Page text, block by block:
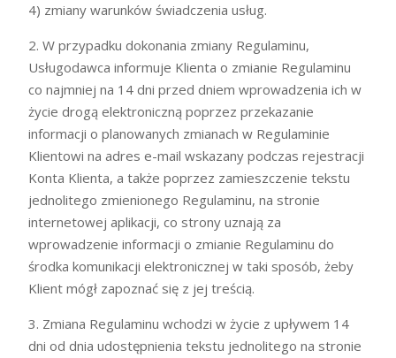
4) zmiany warunków świadczenia usług.
2. W przypadku dokonania zmiany Regulaminu,
Usługodawca informuje Klienta o zmianie Regulaminu
co najmniej na 14 dni przed dniem wprowadzenia ich w
życie drogą elektroniczną poprzez przekazanie
informacji o planowanych zmianach w Regulaminie
Klientowi na adres e-mail wskazany podczas rejestracji
Konta Klienta, a także poprzez zamieszczenie tekstu
jednolitego zmienionego Regulaminu, na stronie
internetowej aplikacji, co strony uznają za
wprowadzenie informacji o zmianie Regulaminu do
środka komunikacji elektronicznej w taki sposób, żeby
Klient mógł zapoznać się z jej treścią.
3. Zmiana Regulaminu wchodzi w życie z upływem 14
dni od dnia udostępnienia tekstu jednolitego na stronie